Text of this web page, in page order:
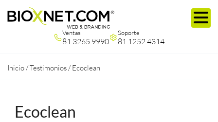
Ventas
81 3265 9990
Soporte
81 1252 4314
Inicio /Testimonios /Ecoclean
Ecoclean